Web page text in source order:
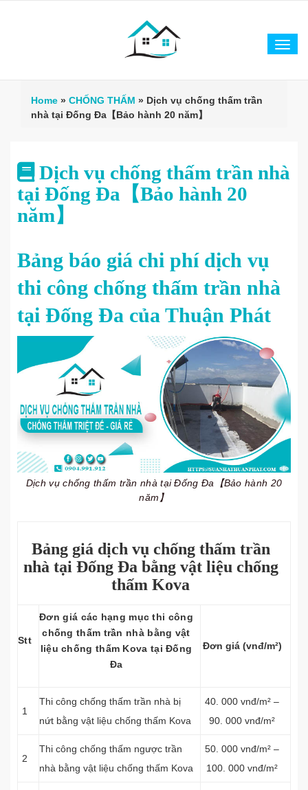
Home » CHỐNG THẤM » Dịch vụ chống thấm trần
nhà tại Đống Đa【Bảo hành 20 năm】
Dịch vụ chống thấm trần nhà
tại Đống Đa【Bảo hành 20
năm】
Bảng báo giá chi phí dịch vụ
thi công chống thấm trần nhà
tại Đống Đa của Thuận Phát
Dịch vụ chống thấm trần nhà tại Đống Đa【Bảo hành 20
năm】
Bảng giá dịch vụ chống thấm trần
nhà tại Đống Đa bằng vật liệu chống
thấm Kova
Stt
Đơn giá các hạng mục thi công
chống thấm trần nhà bằng vật
liệu chống thấm Kova tại Đống
Đa
Đơn giá (vnđ/m²)
1
Thi công chống thấm trần nhà bị
nứt bằng vật liệu chống thấm Kova
40. 000 vnđ/m² –
90. 000 vnđ/m²
2
Thi công chống thấm ngược trần
nhà bằng vật liệu chống thấm Kova
50. 000 vnđ/m² –
100. 000 vnđ/m²